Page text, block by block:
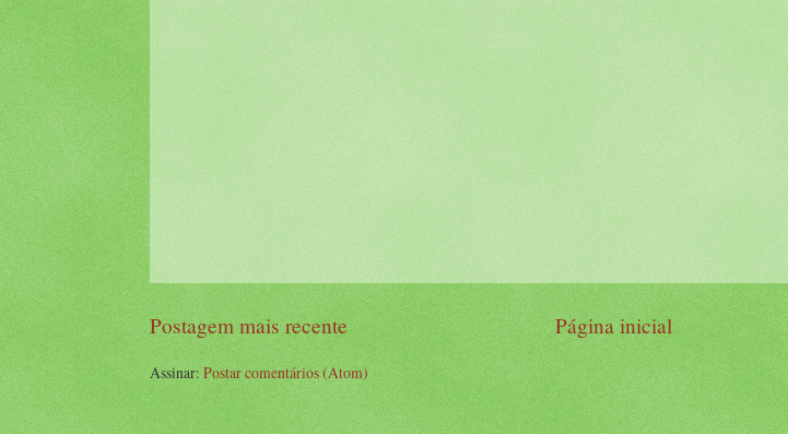
Postagem mais recente Página inicial
Assinar:Postar comentários (Atom)